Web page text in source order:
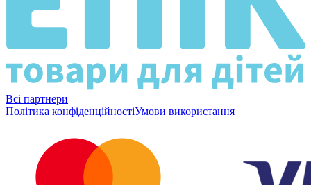
Всі партнери
Політика конфіденційностіУмови використання